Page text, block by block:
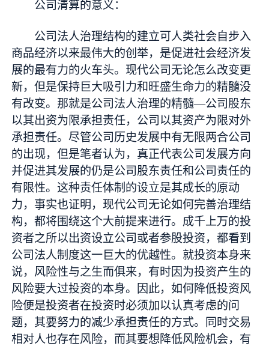
公司清算的意义：
公司法人治理结构的建立可人类社会自步入
商品经济以来最伟大的创举，是促进社会经济发
展的最有力的火车头。现代公司无论怎么改变更
新，但是保持巨大吸引力和旺盛生命力的精髓没
有改变。那就是公司法人治理的精髓—公司股东
以其出资为限承担责任，公司以其资产为限对外
承担责任。尽管公司历史发展中有无限两合公司
的出现，但是笔者认为，真正代表公司发展方向
并促进其发展的仍是公司股东责任和公司责任的
有限性。这种责任体制的设立是其成长的原动
力，事实也证明，现代公司无论如何完善治理结
构，都将围绕这个大前提来进行。成千上万的投
资者之所以出资设立公司或者参股投资，都看到
公司法人制度这一巨大的优越性。就投资本身来
说，风险性与之生而俱来，有时因为投资产生的
风险要大过投资的本身。因此，如何降低投资风
险便是投资者在投资时必须加以认真考虑的问
题，其要努力的减少承担责任的方式。同时交易
相对人也存在风险，而其要想降低风险机会，有